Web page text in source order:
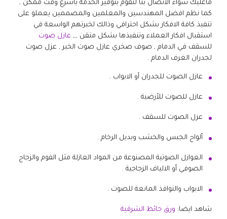
ماعليك سواء الاتصال بنا لنقوم بتوفير الخدمة باسرع وقت ممكن ,
كما نظم افضل المهندسين والمعلمين والمصممين يعملو على
تنفيذ كافة الافكار بشكل احترافي وذالك لخبرتهم الواسعة في
استقبال افكار العملاء وتنفيذها بشكل متقن ,,, عازل صوت
للسقف في الدمام , صوف صخري عازل صوت الخبر , عزل صوت
لجدران الغرف الدمام .
عازل الصوت للجدران أو الابواب .
عازل للصوت للأرضية .
عزل الصوت للسقف .
ألواح الجبس والخشب وبديل الرخام .
العوازل الصوتية المصنوعة من المواد العازلة مثل الفوم والزجاج
الصوفي أو الالياف الزجاجية .
الابواب والنوافذ المانعة للصوت .
شاهد ايضا: ورق حائط الشرقية